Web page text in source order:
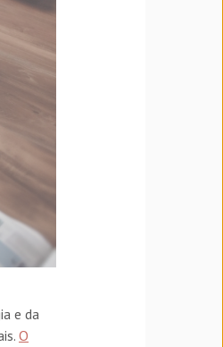
e da
O